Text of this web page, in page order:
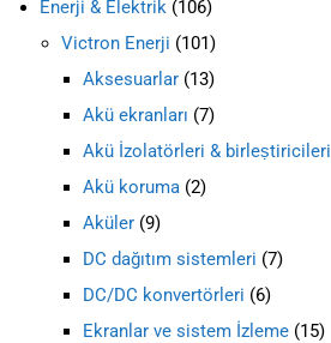
Enerji & Elektrik 106
Victron Enerji
101
Aksesuarlar 13
Akü ekranları 7
Akü İzolatörleri & birleṣtiricileri
Akü koruma 2
Aküler 9
DC dağıtım sistemleri 7
DC/DC konvertörleri
6
Ekranlar ve sistem İzleme 15